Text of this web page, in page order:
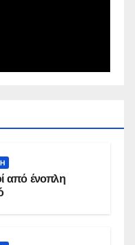
από ένοπλη